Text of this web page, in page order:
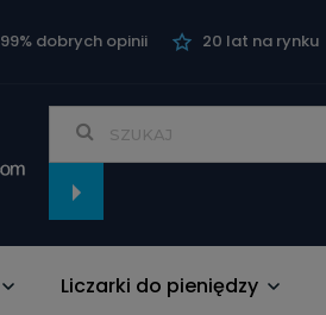
99% dobrych opinii 20 lat na rynku
Liczarki do pieniędzy